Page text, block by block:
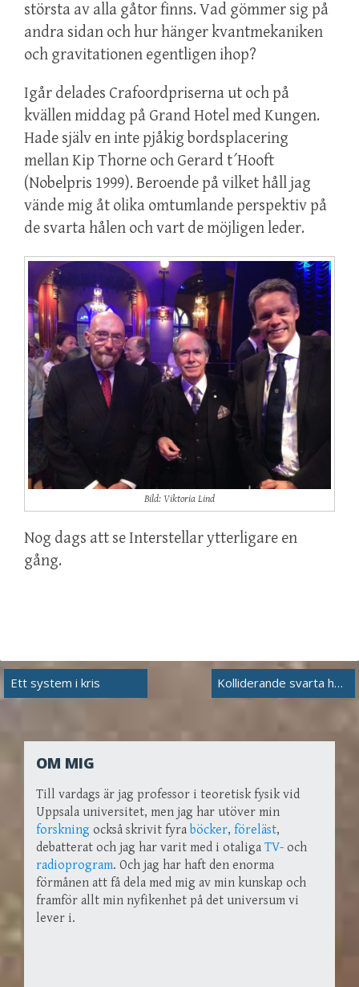
största av alla gåtor finns. Vad gömmer sig på
andra sidan och hur hänger kvantmekaniken
och gravitationen egentligen ihop?
Igår delades Crafoordpriserna ut och på
kvällen middag på Grand Hotel med Kungen.
Hade själv en inte pjåkig bordsplacering
mellan Kip Thorne och Gerard t´Hooft
(Nobelpris 1999). Beroende på vilket håll jag
vände mig åt olika omtumlande perspektiv på
de svarta hålen och vart de möjligen leder.
Bild: Viktoria Lind
Nog dags att se Interstellar ytterligare en
gång.
Inläggsnavigering
Ett system i kris Kolliderande svarta hål och näktergalar
OM MIG
Till vardags är jag professor i teoretisk fysik vid
Uppsala universitet, men jag har utöver min
forskning också skrivit fyra böcker, föreläst,
debatterat och jag har varit med i otaliga TV- och
radioprogram. Och jag har haft den enorma
förmånen att få dela med mig av min kunskap och
framför allt min nyfikenhet på det universum vi
lever i.